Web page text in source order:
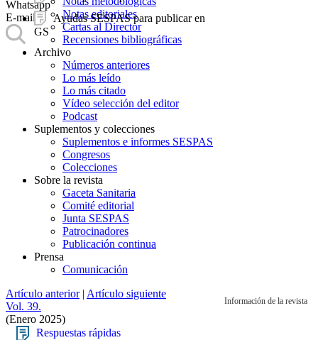
Ayudas SESPAS para publicar en
GS
Whatsapp
E-mail
Notas editoriales
Cartas al Director
Recensiones bibliográficas
Archivo
Números anteriores
Lo más leído
Lo más citado
Vídeo selección del editor
Podcast
Suplementos y colecciones
Suplementos e informes SESPAS
Congresos
Colecciones
Sobre la revista
Gaceta Sanitaria
Comité editorial
Junta SESPAS
Patrocinadores
Publicación continua
Prensa
Comunicación
Información de la revista
Artículo anterior| Artículo siguiente
Vol. 39.
(Enero 2025)
Respuestas rápidas